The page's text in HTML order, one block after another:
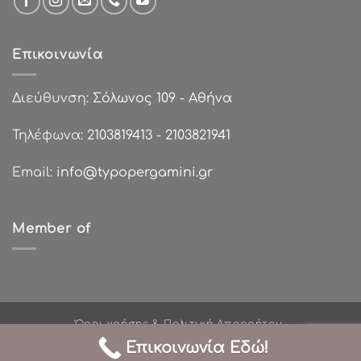
Επικοινωνία
Διεύθυνση: Σόλωνος 109 - Αθήνα
Τηλέφωνα: 2103819413 - 2103821941
Email: info@typopergamini.gr
Member of
Όροι χρήσης & Πολιτική Απορρήτου
Πολιτικές Επιστροφών
Σχετικά με εμάς
Χονδρική Πώληση Επικοινωνία
Επικοινωνία Εδώ!